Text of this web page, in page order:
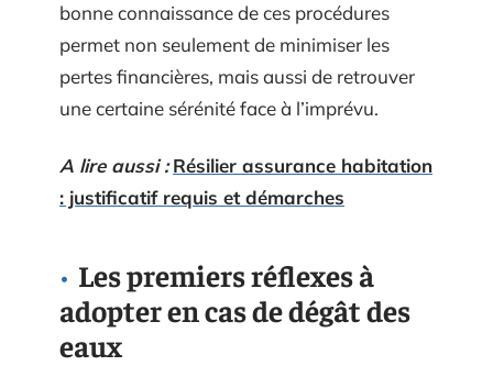
bonne connaissance de ces procédures
permet non seulement de minimiser les
pertes financières, mais aussi de retrouver
une certaine sérénité face à l’imprévu.
A lire aussi : Résilier assurance habitation
: justificatif requis et démarches
Les premiers réflexes à
adopter en cas de dégât des
eaux